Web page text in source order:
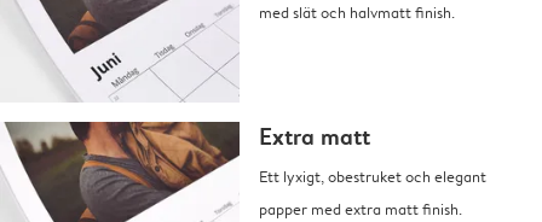
med slät och halvmatt finish.
Extra matt
Ett lyxigt, obestruket och elegant
papper med extra matt finish.